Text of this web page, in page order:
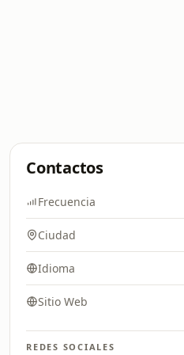
Contactos
Frecuencia
Ciudad
Idioma
Sitio Web
REDES SOCIALES